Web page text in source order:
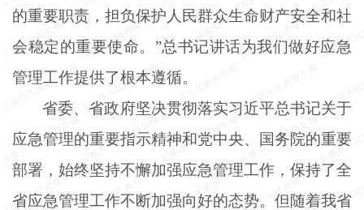
的重要职责，担负保护人民群众生命财产安全和社
会稳定的重要使命。”总书记讲话为我们做好应急
管理工作提供了根本遵循。
省委、省政府坚决贯彻落实习近平总书记关于
应急管理的重要指示精神和党中央、国务院的重要
部署，始终坚持不懈加强应急管理工作，保持了全
省应急管理工作不断加强向好的态势。但随着我省